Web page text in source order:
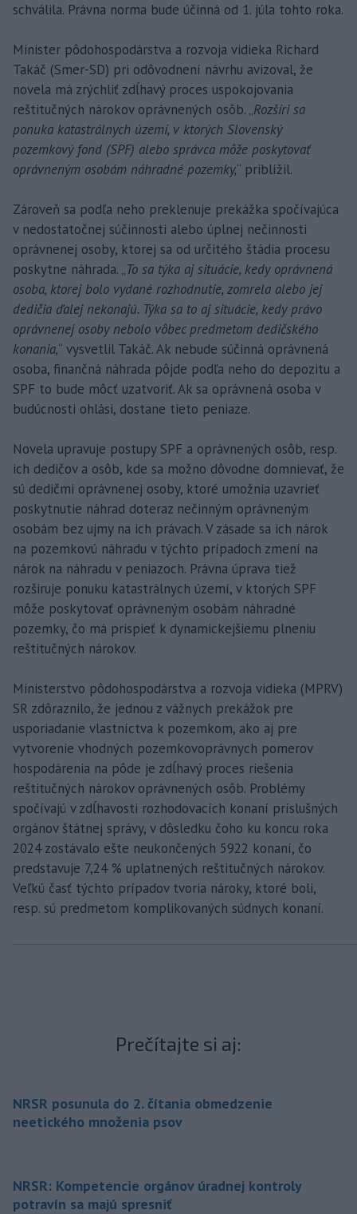
schválila. Právna norma bude účinná od 1. júla tohto roka.
Minister pôdohospodárstva a rozvoja vidieka Richard
Takáč (Smer-SD) pri odôvodnení návrhu avizoval, že
novela má zrýchliť zdĺhavý proces uspokojovania
reštitučných nárokov oprávnených osôb. „Rozšíri sa
ponuka katastrálnych území, v ktorých Slovenský
pozemkový fond (SPF) alebo správca môže poskytovať
oprávneným osobám náhradné pozemky,“ priblížil.
Zároveň sa podľa neho preklenuje prekážka spočívajúca
v nedostatočnej súčinnosti alebo úplnej nečinnosti
oprávnenej osoby, ktorej sa od určitého štádia procesu
poskytne náhrada. „To sa týka aj situácie, kedy oprávnená
osoba, ktorej bolo vydané rozhodnutie, zomrela alebo jej
dedičia ďalej nekonajú. Týka sa to aj situácie, kedy právo
oprávnenej osoby nebolo vôbec predmetom dedičského
konania,“ vysvetlil Takáč. Ak nebude súčinná oprávnená
osoba, finančná náhrada pôjde podľa neho do depozitu a
SPF to bude môcť uzatvoriť. Ak sa oprávnená osoba v
budúcnosti ohlási, dostane tieto peniaze.
Novela upravuje postupy SPF a oprávnených osôb, resp.
ich dedičov a osôb, kde sa možno dôvodne domnievať, že
sú dedičmi oprávnenej osoby, ktoré umožnia uzavrieť
poskytnutie náhrad doteraz nečinným oprávneným
osobám bez ujmy na ich právach. V zásade sa ich nárok
na pozemkovú náhradu v týchto prípadoch zmení na
nárok na náhradu v peniazoch. Právna úprava tiež
rozširuje ponuku katastrálnych území, v ktorých SPF
môže poskytovať oprávneným osobám náhradné
pozemky, čo má prispieť k dynamickejšiemu plneniu
reštitučných nárokov.
Ministerstvo pôdohospodárstva a rozvoja vidieka (MPRV)
SR zdôraznilo, že jednou z vážnych prekážok pre
usporiadanie vlastníctva k pozemkom, ako aj pre
vytvorenie vhodných pozemkovoprávnych pomerov
hospodárenia na pôde je zdĺhavý proces riešenia
reštitučných nárokov oprávnených osôb. Problémy
spočívajú v zdĺhavosti rozhodovacích konaní príslušných
orgánov štátnej správy, v dôsledku čoho ku koncu roka
2024 zostávalo ešte neukončených 5922 konaní, čo
predstavuje 7,24 % uplatnených reštitučných nárokov.
Veľkú časť týchto prípadov tvoria nároky, ktoré boli,
resp. sú predmetom komplikovaných súdnych konaní.
Prečítajte si aj:
NRSR posunula do 2. čítania obmedzenie
neetického množenia psov
NRSR: Kompetencie orgánov úradnej kontroly
potravín sa majú spresniť